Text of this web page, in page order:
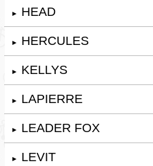
► HEAD
► HERCULES
► KELLYS
► LAPIERRE
► LEADER FOX
► LEVIT